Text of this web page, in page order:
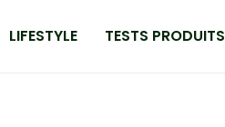
LIFESTYLE TESTS PRODUITS